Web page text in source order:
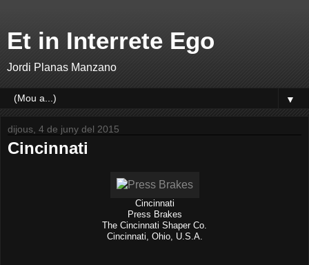
Et in Interrete Ego
Jordi Planas Manzano
▼
dijous, 4 de juny del 2015
Cincinnati
Cincinnati
Press Brakes
The Cincinnati Shaper Co.
Cincinnati, Ohio, U.S.A.